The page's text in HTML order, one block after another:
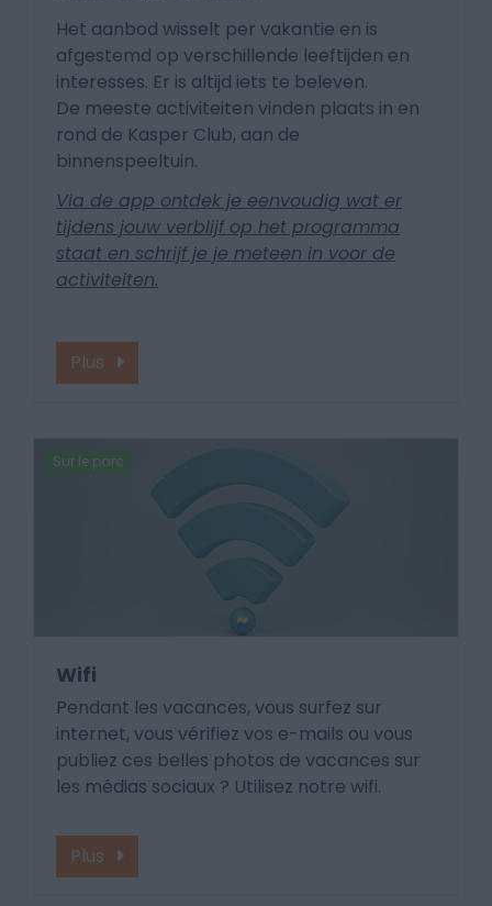
Het aanbod wisselt per vakantie en is
afgestemd op verschillende leeftijden en
interesses. Er is altijd iets te beleven.
De meeste activiteiten vinden plaats in en
rond de Kasper Club, aan de
binnenspeeltuin.
Via de app ontdek je eenvoudig wat er
tijdens jouw verblijf op het programma
staat en schrijf je je meteen in voor de
activiteiten.
Plus
Sur le parc
Wifi
Pendant les vacances, vous surfez sur
internet, vous vérifiez vos e-mails ou vous
publiez ces belles photos de vacances sur
les médias sociaux ? Utilisez notre wifi.
Plus